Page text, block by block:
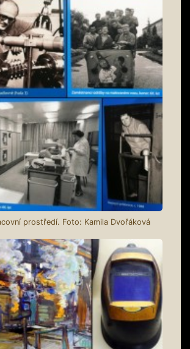
prostředí. Foto: Kamila Dvořáková